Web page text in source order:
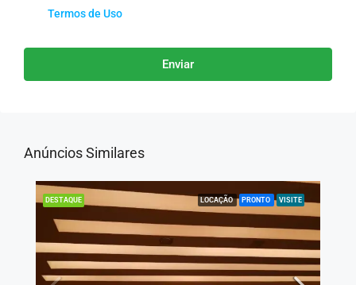
Termos de Uso
Enviar
Anúncios Similares
DESTAQUE LOCAÇÃO PRONTO VISITE